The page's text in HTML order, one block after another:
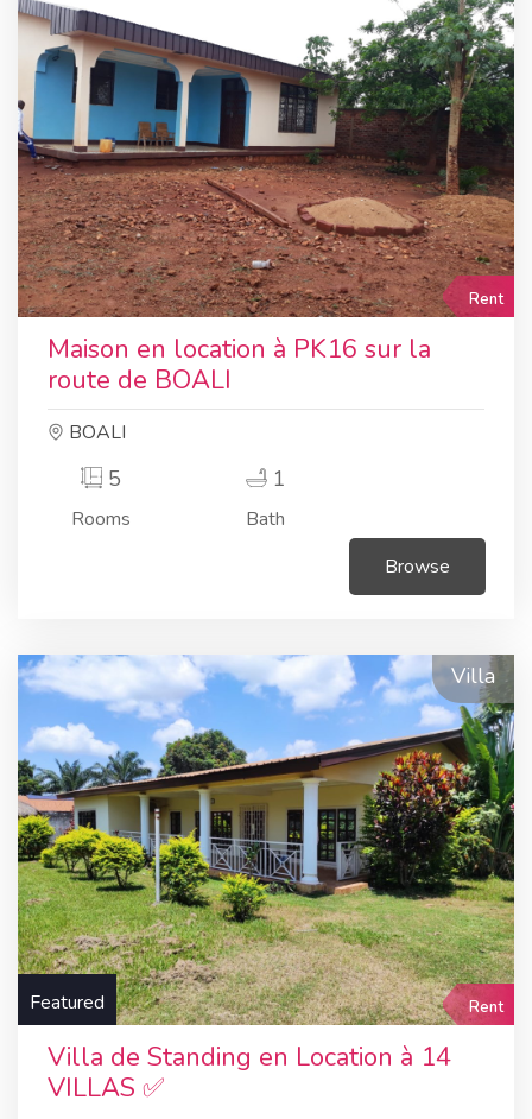
Rent
Maison en location à PK16 sur la
route de BOALI
BOALI
5
Rooms
1
Bath
Browse
Villa
Featured Rent
Villa de Standing en Location à 14
VILLAS ✅